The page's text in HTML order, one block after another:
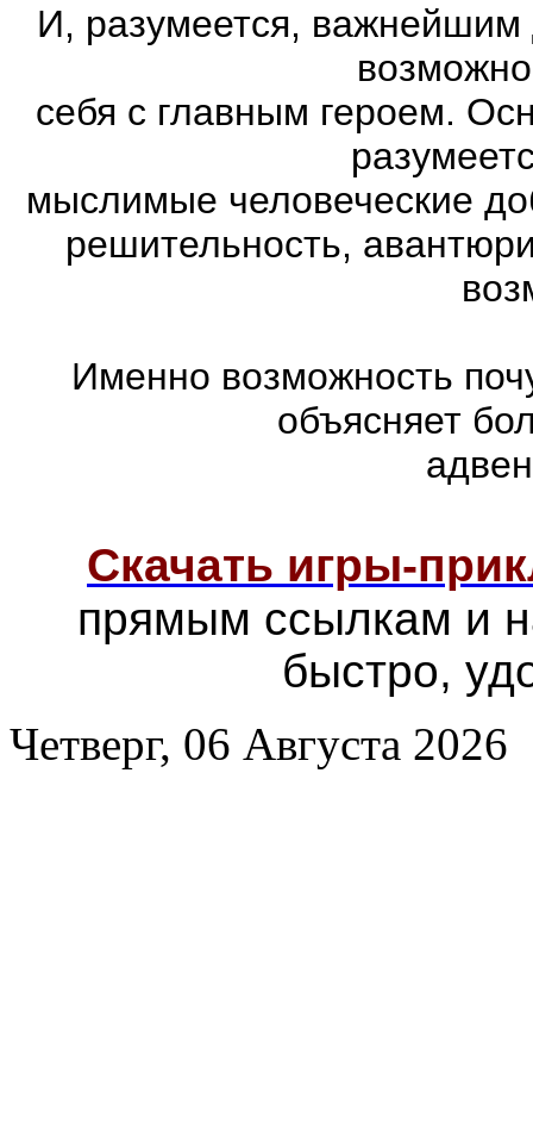
И, разумеется, важнейшим
себя с главным героем.
мыслимые человеческие
решительность,
Именно возможность
объясняет
Скачать игры-
прямым ссылкам и
быстро,
Четверг, 06 Августа 2026